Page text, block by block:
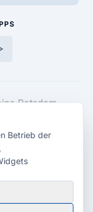
dieMedienagentur
Betrieb der